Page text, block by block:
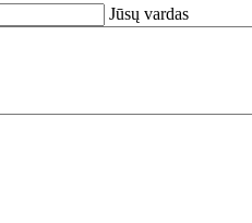
Jūsų vardas